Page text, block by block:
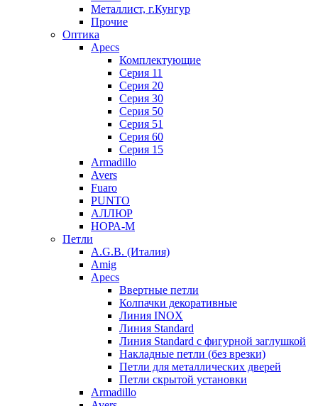
Металлист, г.Кунгур
Прочие
Оптика
Apecs
Комплектующие
Серия 11
Серия 20
Серия 30
Серия 50
Серия 51
Серия 60
Серия 15
Armadillo
Avers
Fuaro
PUNTO
АЛЛЮР
НОРА-М
Петли
A.G.B. (Италия)
Amig
Apecs
Ввертные петли
Колпачки декоративные
Линия INOX
Линия Standard
Линия Standard с фигурной заглушкой
Накладные петли (без врезки)
Петли для металлических дверей
Петли скрытой установки
Armadillo